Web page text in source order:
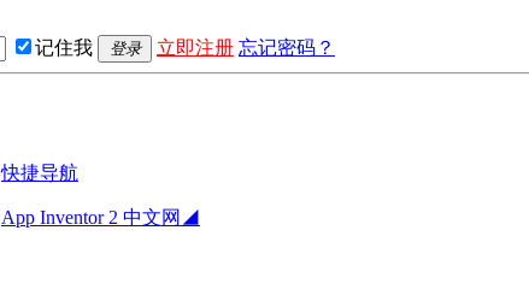
记住我 登录 立即注册 忘记密码？
快捷导航
App Inventor 2 中文网◢